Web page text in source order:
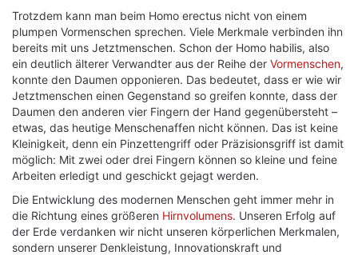
Trotzdem kann man beim Homo erectus nicht von einem
plumpen Vormenschen sprechen. Viele Merkmale verbinden ihn
bereits mit uns Jetztmenschen. Schon der Homo habilis, also
ein deutlich älterer Verwandter aus der Reihe der Vormenschen,
konnte den Daumen opponieren. Das bedeutet, dass er wie wir
Jetztmenschen einen Gegenstand so greifen konnte, dass der
Daumen den anderen vier Fingern der Hand gegenübersteht –
etwas, das heutige Menschenaffen nicht können. Das ist keine
Kleinigkeit, denn ein Pinzettengriff oder Präzisionsgriff ist damit
möglich: Mit zwei oder drei Fingern können so kleine und feine
Arbeiten erledigt und geschickt gejagt werden.
Die Entwicklung des modernen Menschen geht immer mehr in
die Richtung eines größeren Hirnvolumens. Unseren Erfolg auf
der Erde verdanken wir nicht unseren körperlichen Merkmalen,
sondern unserer Denkleistung, Innovationskraft und